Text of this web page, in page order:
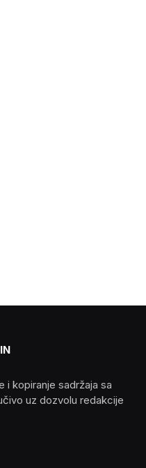
i kopiranje sadržaja sa
uz dozvolu redakcije